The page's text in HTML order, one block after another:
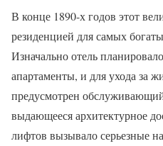
В конце 1890-х годов этот
резиденцией для самых
Изначально отель
апартаменты, и для ухода за
предусмотрен
выдающееся архитектурное
лифтов вызывало серьезные